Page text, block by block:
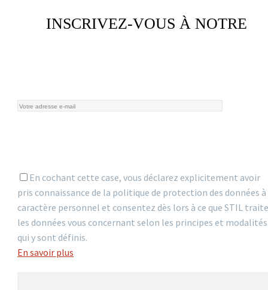
INSCRIVEZ-VOUS À NOTRE
En cochant cette case, vous déclarez explicitement avoir
pris connaissance de la politique de protection des données à
caractère personnel et consentez dès lors à ce que STIL traite
les données vous concernant selon les principes et modalités
qui y sont définis.
En savoir plus